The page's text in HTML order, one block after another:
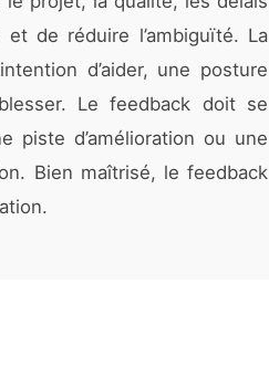
de réduire l’ambiguïté. La
d’aider, une posture
Le feedback doit se
piste d’amélioration ou une
Bien maîtrisé, le feedback